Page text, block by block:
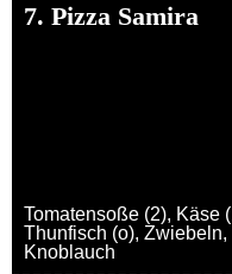
7. Pizza Samira
Tomatensoße (2), Käse
Thunfisch (o),
Knoblauch